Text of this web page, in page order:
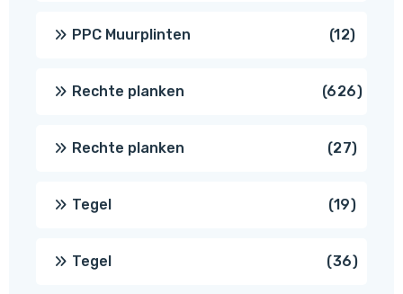
PPC Muurplinten 1212
Rechte planken 626626
Rechte planken 2727
Tegel 1919
Tegel 3636